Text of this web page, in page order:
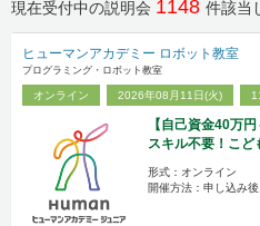
現在受付中の説明会 1148 件該当
ヒューマンアカデミー ロボット教室
プログラミング・ロボット教室
オンライン 2026年08月11日(火)
【自己資金40万
スキル不要！こど
形式：オンライン
開催方法：申し込み